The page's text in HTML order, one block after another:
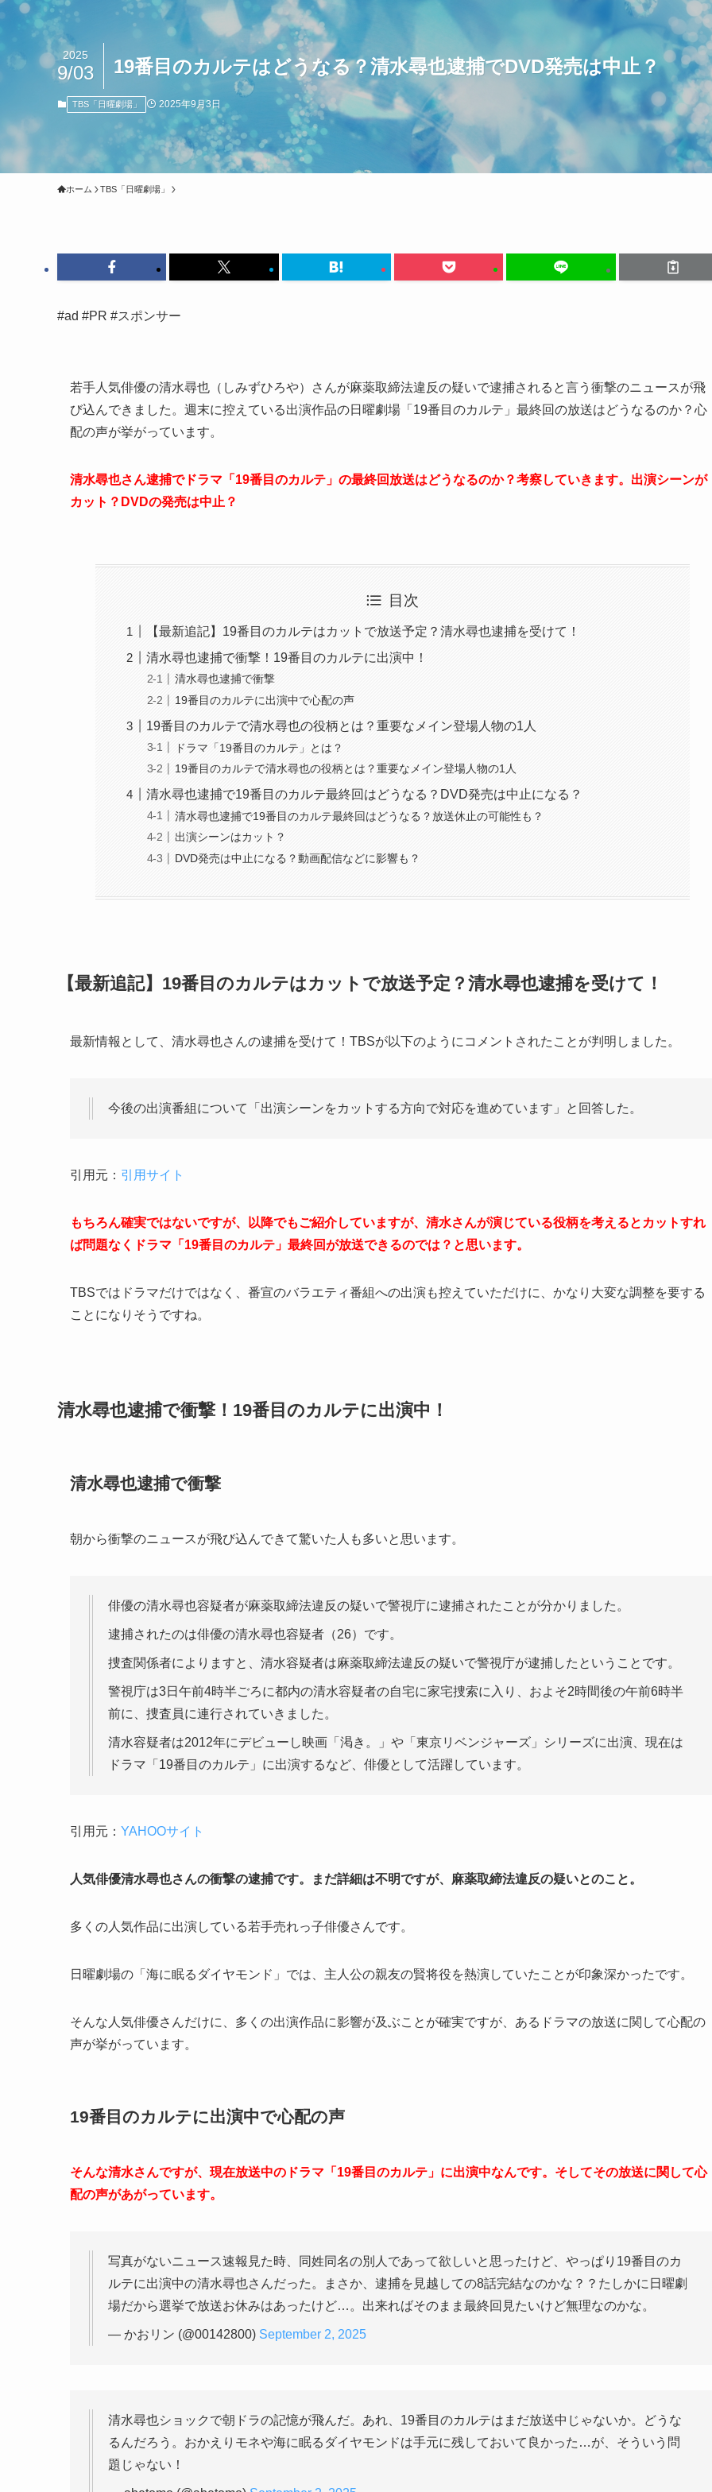
19番目のカルテはどうなる？清水尋也逮捕でDVD発売は中止？
2025
9/03
TBS「日曜劇場」 2025年9月3日
ホーム TBS「日曜劇場」
#ad #PR #スポンサー
若手人気俳優の清水尋也（しみずひろや）さんが麻薬取締法違反の疑いで逮捕されると言う衝撃のニュースが飛
び込んできました。週末に控えている出演作品の日曜劇場「19番目のカルテ」最終回の放送はどうなるのか？心
配の声が挙がっています。
清水尋也さん逮捕でドラマ「19番目のカルテ」の最終回放送はどうなるのか？考察していきます。出演シーンが
カット？DVDの発売は中止？
目次
【最新追記】19番目のカルテはカットで放送予定？清水尋也逮捕を受けて！
清水尋也逮捕で衝撃！19番目のカルテに出演中！
清水尋也逮捕で衝撃
19番目のカルテに出演中で心配の声
19番目のカルテで清水尋也の役柄とは？重要なメイン登場人物の1人
ドラマ「19番目のカルテ」とは？
19番目のカルテで清水尋也の役柄とは？重要なメイン登場人物の1人
清水尋也逮捕で19番目のカルテ最終回はどうなる？DVD発売は中止になる？
清水尋也逮捕で19番目のカルテ最終回はどうなる？放送休止の可能性も？
出演シーンはカット？
DVD発売は中止になる？動画配信などに影響も？
【最新追記】19番目のカルテはカットで放送予定？清水尋也逮捕を受けて！
最新情報として、清水尋也さんの逮捕を受けて！TBSが以下のようにコメントされたことが判明しました。
今後の出演番組について「出演シーンをカットする方向で対応を進めています」と回答した。
引用元： 引用サイト
もちろん確実ではないですが、以降でもご紹介していますが、清水さんが演じている役柄を考えるとカットすれ
ば問題なくドラマ「19番目のカルテ」最終回が放送できるのでは？と思います。
TBSではドラマだけではなく、番宣のバラエティ番組への出演も控えていただけに、かなり大変な調整を要する
ことになりそうですね。
清水尋也逮捕で衝撃！19番目のカルテに出演中！
清水尋也逮捕で衝撃
朝から衝撃のニュースが飛び込んできて驚いた人も多いと思います。
俳優の清水尋也容疑者が麻薬取締法違反の疑いで警視庁に逮捕されたことが分かりました。
逮捕されたのは俳優の清水尋也容疑者（26）です。
捜査関係者によりますと、清水容疑者は麻薬取締法違反の疑いで警視庁が逮捕したということです。
警視庁は3日午前4時半ごろに都内の清水容疑者の自宅に家宅捜索に入り、およそ2時間後の午前6時半
前に、捜査員に連行されていきました。
清水容疑者は2012年にデビューし映画「渇き。」や「東京リベンジャーズ」シリーズに出演、現在は
ドラマ「19番目のカルテ」に出演するなど、俳優として活躍しています。
引用元： YAHOOサイト
人気俳優清水尋也さんの衝撃の逮捕です。まだ詳細は不明ですが、麻薬取締法違反の疑いとのこと。
多くの人気作品に出演している若手売れっ子俳優さんです。
日曜劇場の「海に眠るダイヤモンド」では、主人公の親友の賢将役を熱演していたことが印象深かったです。
そんな人気俳優さんだけに、多くの出演作品に影響が及ぶことが確実ですが、あるドラマの放送に関して心配の
声が挙がっています。
19番目のカルテに出演中で心配の声
そんな清水さんですが、現在放送中のドラマ「19番目のカルテ」に出演中なんです。そしてその放送に関して心
配の声があがっています。
写真がないニュース速報見た時、同姓同名の別人であって欲しいと思ったけど、やっぱり19番目のカ
ルテに出演中の清水尋也さんだった。まさか、逮捕を見越しての8話完結なのかな？？たしかに日曜劇
場だから選挙で放送お休みはあったけど…。出来ればそのまま最終回見たいけど無理なのかな。
— かおリン (@00142800) September 2, 2025
清水尋也ショックで朝ドラの記憶が飛んだ。あれ、19番目のカルテはまだ放送中じゃないか。どうな
るんだろう。おかえりモネや海に眠るダイヤモンドは手元に残しておいて良かった…が、そういう問
題じゃない！